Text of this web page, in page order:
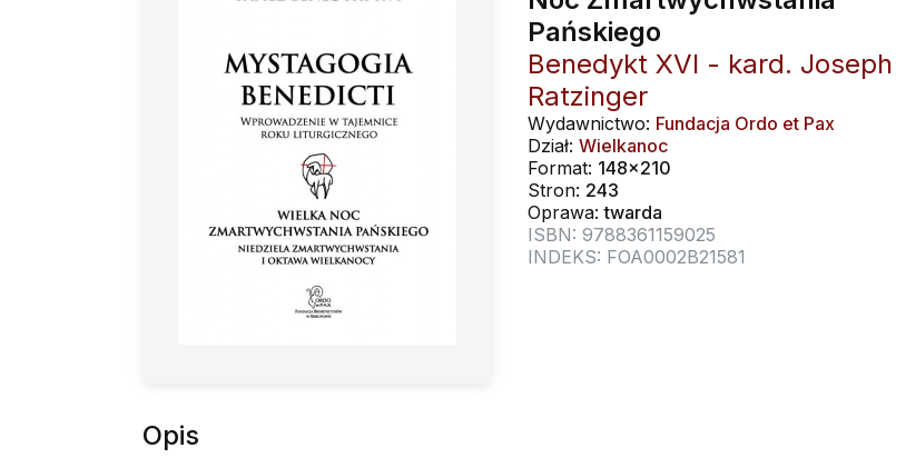
Pańskiego
Benedykt XVI - kard. Joseph
Ratzinger
Wydawnictwo: Fundacja Ordo et Pax
Dział: Wielkanoc
Format: 148x210
Stron: 243
Oprawa:twarda
ISBN: 9788361159025
INDEKS: FOA0002B21581
Opis